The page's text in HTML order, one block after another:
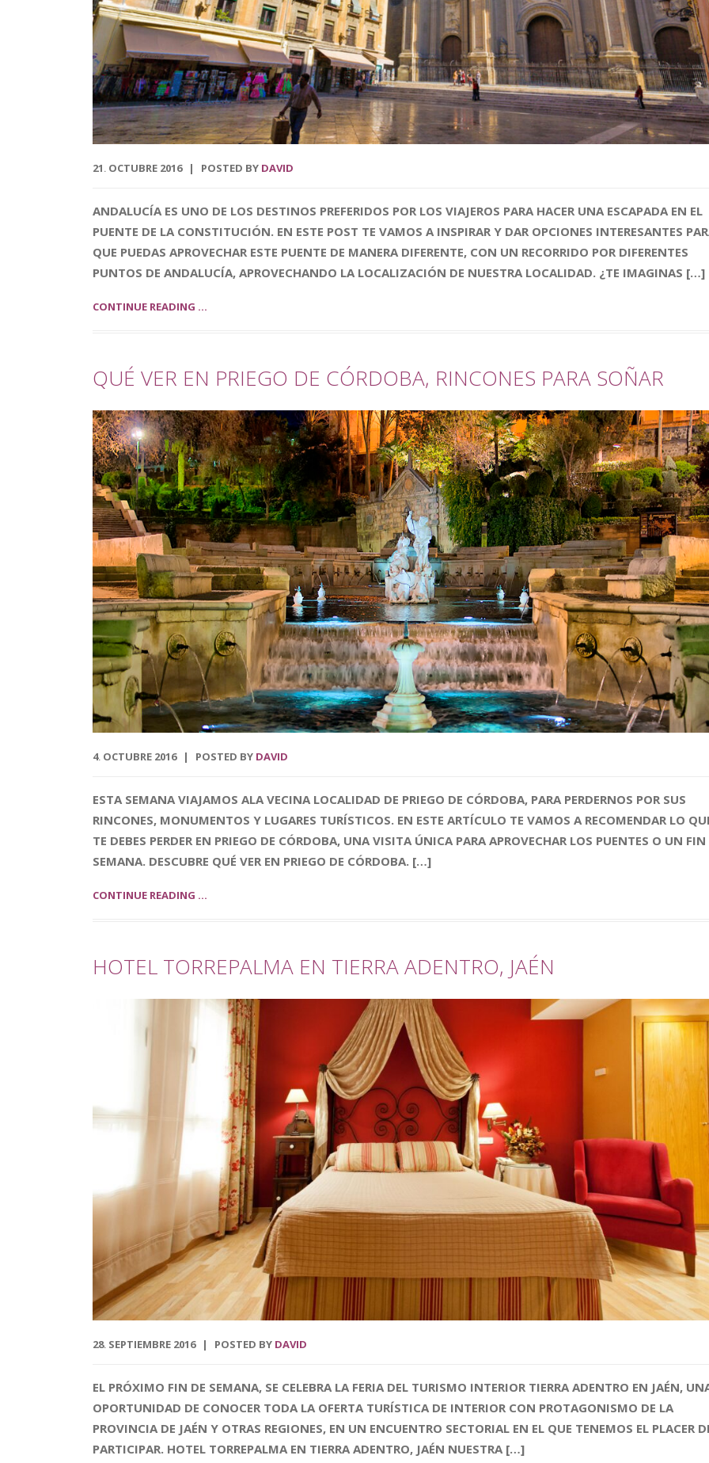
21 . OCTUBRE 2016 POSTED BY DAVID
ANDALUCÍA ES UNO DE LOS DESTINOS PREFERIDOS POR LOS VIAJEROS PARA HACER UNA ESCAPADA EN EL
PUENTE DE LA CONSTITUCIÓN. EN ESTE POST TE VAMOS A INSPIRAR Y DAR OPCIONES INTERESANTES
QUE PUEDAS APROVECHAR ESTE PUENTE DE MANERA DIFERENTE, CON UN RECORRIDO POR DIFERENTES
PUNTOS DE ANDALUCÍA, APROVECHANDO LA LOCALIZACIÓN DE NUESTRA LOCALIDAD. ¿TE IMAGINAS […]
CONTINUE READING ...
QUÉ VER EN PRIEGO DE CÓRDOBA, RINCONES PARA SOÑAR
4. OCTUBRE 2016 POSTED BY DAVID
ESTA SEMANA VIAJAMOS ALA VECINA LOCALIDAD DE PRIEGO DE CÓRDOBA, PARA PERDERNOS POR SUS
RINCONES, MONUMENTOS Y LUGARES TURÍSTICOS. EN ESTE ARTÍCULO TE VAMOS A RECOMENDAR LO
TE DEBES PERDER EN PRIEGO DE CÓRDOBA, UNA VISITA ÚNICA PARA APROVECHAR LOS PUENTES O UN FIN
SEMANA. DESCUBRE QUÉ VER EN PRIEGO DE CÓRDOBA. […]
CONTINUE READING ...
HOTEL TORREPALMA EN TIERRA ADENTRO, JAÉN
28. SEPTIEMBRE 2016 POSTED BY DAVID
EL PRÓXIMO FIN DE SEMANA, SE CELEBRA LA FERIA DEL TURISMO INTERIOR TIERRA ADENTRO EN JAÉN,
OPORTUNIDAD DE CONOCER TODA LA OFERTA TURÍSTICA DE INTERIOR CON PROTAGONISMO DE LA
PROVINCIA DE JAÉN Y OTRAS REGIONES, EN UN ENCUENTRO SECTORIAL EN EL QUE TENEMOS EL PLACER
PARTICIPAR. HOTEL TORREPALMA EN TIERRA ADENTRO, JAÉN NUESTRA […]